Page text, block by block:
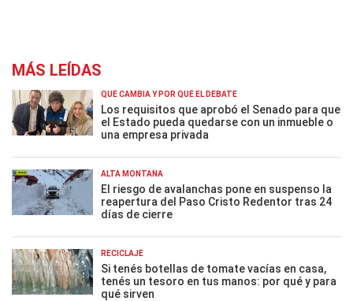
MÁS LEÍDAS
QUÉ CAMBIA Y POR QUÉ EL DEBATE
Los requisitos que aprobó el Senado para que
el Estado pueda quedarse con un inmueble o
una empresa privada
ALTA MONTAÑA
El riesgo de avalanchas pone en suspenso la
reapertura del Paso Cristo Redentor tras 24
días de cierre
RECICLAJE
Si tenés botellas de tomate vacías en casa,
tenés un tesoro en tus manos: por qué y para
qué sirven